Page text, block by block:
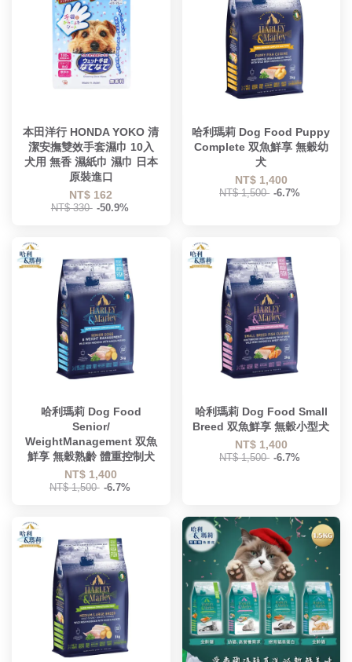
本田洋行 HONDA YOKO 清
潔安撫雙效手套濕巾 10入
犬用 無香 濕紙巾 濕巾 日本
原裝進口
NT$ 162
NT$ 330 -50.9%
哈利瑪莉 Dog Food Puppy
Complete 双魚鮮享 無穀幼
犬
NT$ 1,400
NT$ 1,500 -6.7%
哈利瑪莉 Dog Food
Senior/
WeightManagement 双魚
鮮享 無穀熟齡 體重控制犬
NT$ 1,400
NT$ 1,500 -6.7%
哈利瑪莉 Dog Food Small
Breed 双魚鮮享 無穀小型犬
NT$ 1,400
NT$ 1,500 -6.7%